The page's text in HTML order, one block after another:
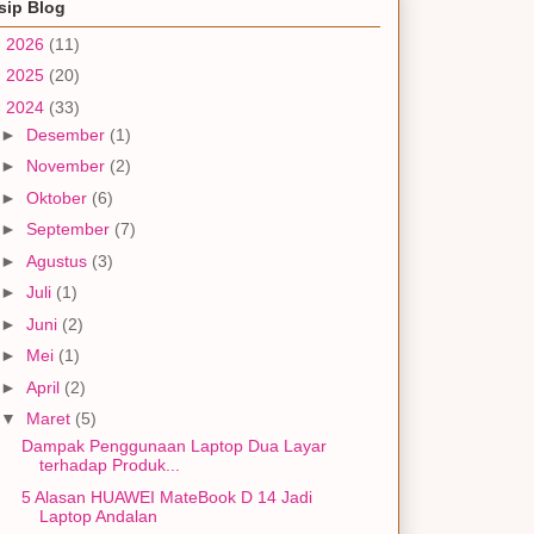
Blog
2026 (11)
2025 (20)
2024 (33)
► Desember (1)
► November (2)
► Oktober (6)
► September (7)
► Agustus (3)
► Juli (1)
► Juni (2)
► Mei (1)
► April (2)
▼ Maret (5)
Dampak Penggunaan Laptop Dua Layar
terhadap Produk...
5 Alasan HUAWEI MateBook D 14 Jadi
Laptop Andalan